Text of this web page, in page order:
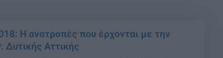
Η ανατροπές που έρχονται με την
Δυτικής Αττικής